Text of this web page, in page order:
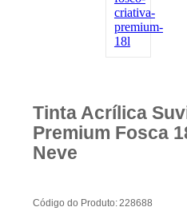
Piscina
Tinta Acrílica
Premium Fosca
Neve
Código do Produto:228688